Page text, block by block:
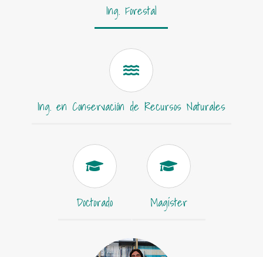
Ing. Forestal
Ing. en Conservación de Recursos Naturales
Doctorado Magíster